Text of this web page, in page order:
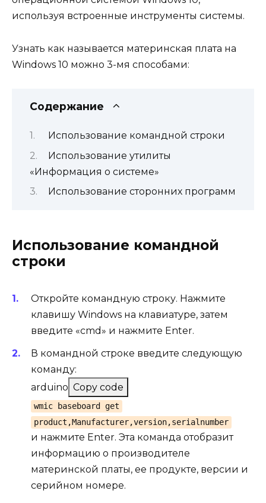
используя встроенные инструменты системы.
Узнать как называется материнская плата на
Windows 10 можно 3-мя способами:
Содержание
Использование командной строки
Использование утилиты
«Информация о системе»
Использование сторонних программ
Использование командной
строки
Откройте командную строку. Нажмите
клавишу Windows на клавиатуре, затем
введите «cmd» и нажмите Enter.
В командной строке введите следующую
команду:
arduino Copy code
wmic baseboard get
product,Manufacturer,version,serialnumber
и нажмите Enter. Эта команда отобразит
информацию о производителе
материнской платы, ее продукте, версии и
серийном номере.